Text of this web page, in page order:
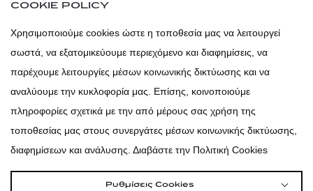
atticadps
COOKIE POLICY
Χρησιμοποιούμε cookies ώστε η τοποθεσία μας να λειτουργεί
σωστά, να εξατομικεύουμε περιεχόμενο και διαφημίσεις, να
παρέχουμε λειτουργίες μέσων κοινωνικής δικτύωσης και να
αναλύουμε την κυκλοφορία μας. Επίσης, κοινοποιούμε
πληροφορίες σχετικά με την από μέρους σας χρήση της
τοποθεσίας μας στους συνεργάτες μέσων κοινωνικής δικτύωσης,
διαφημίσεων και ανάλυσης. Διαβάστε την Πολιτική Cookies
Ρυθμίσεις Cookies